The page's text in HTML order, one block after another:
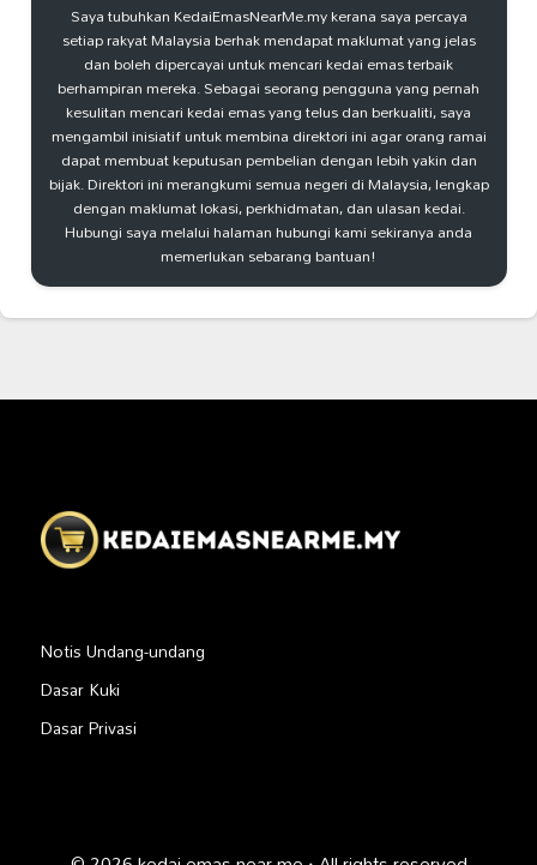
Saya tubuhkan KedaiEmasNearMe.my kerana saya percaya
setiap rakyat Malaysia berhak mendapat maklumat yang jelas
dan boleh dipercayai untuk mencari kedai emas terbaik
berhampiran mereka. Sebagai seorang pengguna yang pernah
kesulitan mencari kedai emas yang telus dan berkualiti, saya
mengambil inisiatif untuk membina direktori ini agar orang ramai
dapat membuat keputusan pembelian dengan lebih yakin dan
bijak. Direktori ini merangkumi semua negeri di Malaysia, lengkap
dengan maklumat lokasi, perkhidmatan, dan ulasan kedai.
Hubungi saya melalui halaman hubungi kami sekiranya anda
memerlukan sebarang bantuan!
Notis Undang-undang
Dasar Kuki
Dasar Privasi